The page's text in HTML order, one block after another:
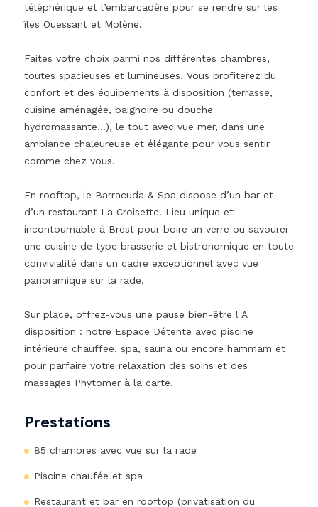
téléphérique et l’embarcadère pour se rendre sur les
îles Ouessant et Molène.
Faites votre choix parmi nos différentes chambres,
toutes spacieuses et lumineuses. Vous profiterez du
confort et des équipements à disposition (terrasse,
cuisine aménagée, baignoire ou douche
hydromassante…), le tout avec vue mer, dans une
ambiance chaleureuse et élégante pour vous sentir
comme chez vous.
En rooftop, le Barracuda & Spa dispose d’un bar et
d’un restaurant La Croisette. Lieu unique et
incontournable à Brest pour boire un verre ou savourer
une cuisine de type brasserie et bistronomique en toute
convivialité dans un cadre exceptionnel avec vue
panoramique sur la rade.
Sur place, offrez-vous une pause bien-être ! A
disposition : notre Espace Détente avec piscine
intérieure chauffée, spa, sauna ou encore hammam et
pour parfaire votre relaxation des soins et des
massages Phytomer à la carte.
Prestations
85 chambres avec vue sur la rade
Piscine chaufée et spa
Restaurant et bar en rooftop (privatisation du